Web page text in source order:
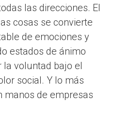
las direcciones. El
cosas se convierte
de emociones y
estados de ánimo
la voluntad bajo el
social. Y lo más
manos de empresas